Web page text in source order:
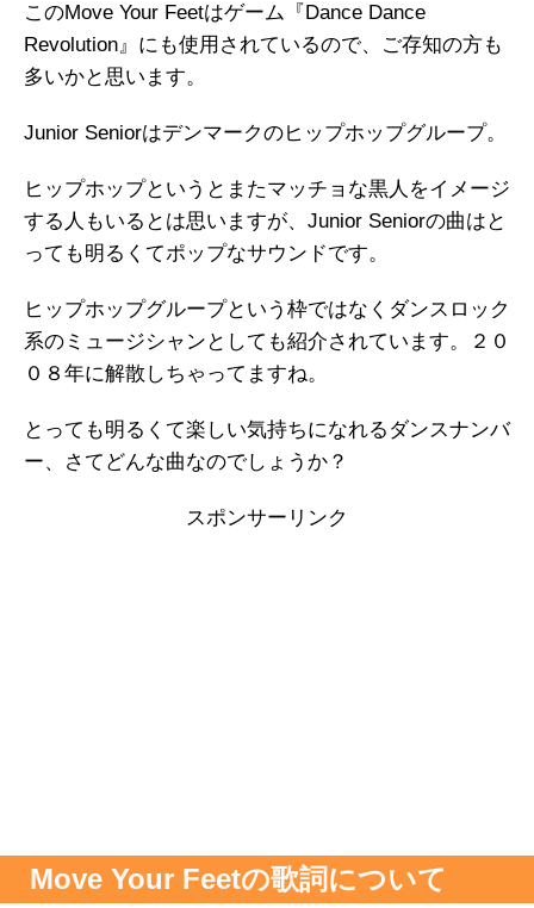
このMove Your Feetはゲーム『Dance Dance
Revolution』にも使用されているので、ご存知の方も
多いかと思います。
Junior Seniorはデンマークのヒップホップグループ。
ヒップホップというとまたマッチョな黒人をイメージ
する人もいるとは思いますが、Junior Seniorの曲はと
っても明るくてポップなサウンドです。
ヒップホップグループという枠ではなくダンスロック
系のミュージシャンとしても紹介されています。２０
０８年に解散しちゃってますね。
とっても明るくて楽しい気持ちになれるダンスナンバ
ー、さてどんな曲なのでしょうか？
スポンサーリンク
Move Your Feetの歌詞について